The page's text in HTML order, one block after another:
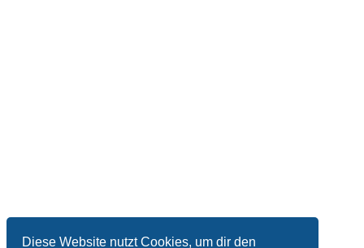
Diese Website nutzt Cookies, um dir den